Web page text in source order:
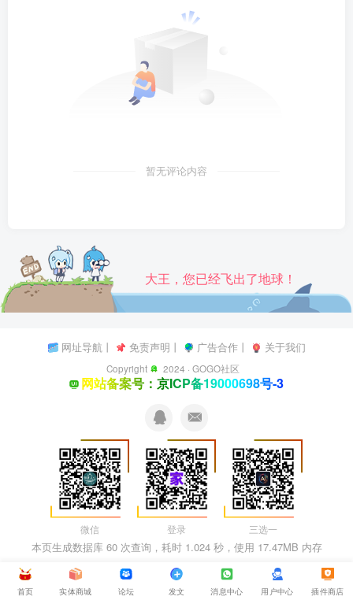
暂无评论内容
大王，您已经飞出了地球！
网址导航 丨 免责声明 丨 广告合作丨 关于我们
Copyright 2024 ·GOGO社区
网站备案号：京ICP备19000698号-3
微信 登录 三选一
本页生成数据库 60 次查询，耗时 1.024 秒，使用 17.47MB 内存
首页 实体商城 论坛 发文 消息中心 用户中心 插件商店